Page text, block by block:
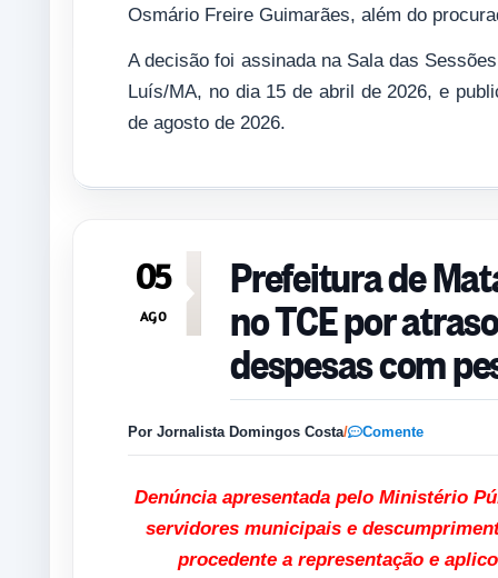
Osmário Freire Guimarães, além do
A decisão foi assinada na Sala das
Luís/MA, no dia 15 de abril de 2026, e
de agosto de 2026.
05
AGO
Prefeitura de
no TCE por
despesas com
Por Jornalista Domingos Costa/ Comente
Denúncia apresentada pelo Ministério
servidores municipais e
procedente a representação e